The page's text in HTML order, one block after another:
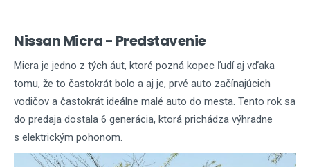
Nissan Micra - Predstavenie
Micra je jedno z tých áut, ktoré pozná kopec ľudí aj vďaka
tomu, že to častokrát bolo a aj je, prvé auto začínajúcich
vodičov a častokrát ideálne malé auto do mesta. Tento rok sa
do predaja dostala 6 generácia, ktorá prichádza výhradne
s elektrickým pohonom.